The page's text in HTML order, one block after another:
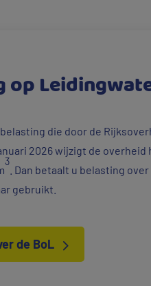
op
die door de
2026 wijzigt de
3
. Dan betaalt u belasting
gebruikt.
de BoL